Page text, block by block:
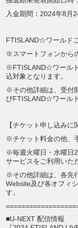
入金期間：2024年8月
FTISLAND☆ワールド
※スマートフォンから
※FTISLAND☆ワール
込対象となります。
※その他詳細は、受付
びFTISLAND☆ワール
【チケット申し込みに
※チケット料金の他、
※毎週火曜日・水曜日
サービスをご利用いた
※その他詳細は、各先
Website及び各オフィ
す。
■U-NEXT 配信情報